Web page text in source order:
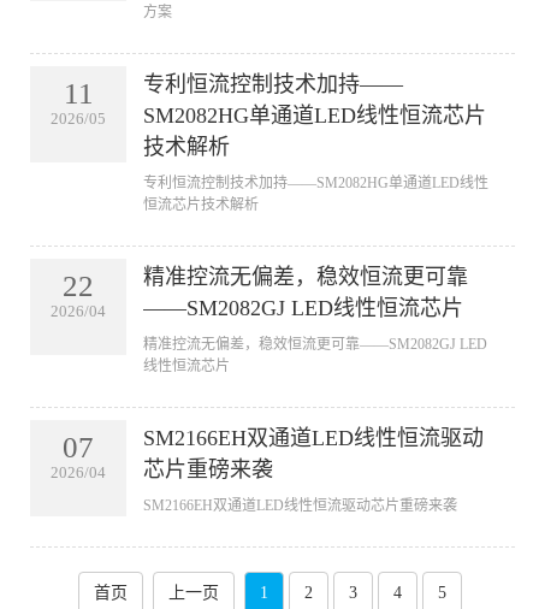
方案
11
2026/05
专利恒流控制技术加持——
SM2082HG单通道LED线性恒流芯片
技术解析
专利恒流控制技术加持——SM2082HG单通道LED线性
恒流芯片技术解析
22
2026/04
精准控流无偏差，稳效恒流更可靠
——SM2082GJ LED线性恒流芯片
精准控流无偏差，稳效恒流更可靠——SM2082GJ LED
线性恒流芯片
07
2026/04
SM2166EH双通道LED线性恒流驱动
芯片重磅来袭
SM2166EH双通道LED线性恒流驱动芯片重磅来袭
首页 上一页 1 2 3 4 5